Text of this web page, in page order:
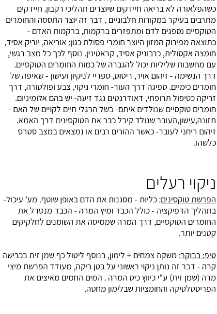
כשהפלאורה לא בריאה חיידקים שיוצרים תהליכי רקבון. חיידקים
מתרבים בעיקר במקורות חלבוניים , דבר זה יוצר התססה והחומרים
הטוקסיים נספגים לדם ומתפזרים ברקמות, ברקמות האדם -
כתוצאה מפירוק המזון היוצר חומרי פסולת כגון: אוריאה, יוריק אסיד,
חומצה אקסולית, כרבוניק אסיד, קראטינין. נוסף לכך כל מצב רגשי,
עם מחשבות שליליות יכול להגברה של כמות החומרים הטוקסיים.
דרך הנשימה - זיהום אויר, ריסוס, ספריי לניקיון ועישון - שאיפה של
חומרים כימיים. ספיגה דרך העור- חומרי ניקוי, צבע ופולטורה, דרך
זריקה כטיפול תרופתי, דאודרנטים נגד זיעה- יש בהם אלומיניום.
חומרים טוקסיים שנולדים איתם- בשל הרגלי חיים לקויים של האם -
תזונה,עישון,העובר שנולד קיבל כבר את הטוקסינים דרך האמא.
זיהום ריחני לעובר- כאשר ההורים רבים או נמצאים במצב סטרס
כלשהו.
ניקוי רעלים
הפרשת טוקסינים: כליות - מסננות את הדם באופן שוטף. מע' עיכול-
בתהליך הדפיקציה - כולל הכבד ומיץ המרה - הכבד מנטרל את
החומרים הטוקסיים, דרך המרה שממיסה את השומנים לחלקיקים
קטנים יותר.
טיפ: בבוקר: משקה צמחים + לימון, בנוסף ליטול כף שמן זית בכבישה
קרה - דבר זה נותן ניקוי ראשוני על בטן ריקה, מעודד הפרשת מיצי
מרה (שמן זית) ע"י כיווץ כיס המרה . המים החמים מאיצים את
הפריסטלטיקה והחומציות שבלימון מחטה.